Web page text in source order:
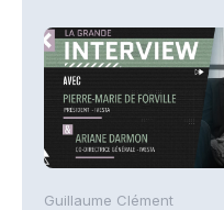
Guillaume Clément